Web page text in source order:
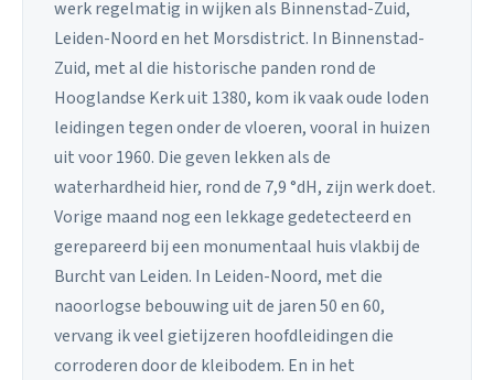
werk regelmatig in wijken als Binnenstad-Zuid,
Leiden-Noord en het Morsdistrict. In Binnenstad-
Zuid, met al die historische panden rond de
Hooglandse Kerk uit 1380, kom ik vaak oude loden
leidingen tegen onder de vloeren, vooral in huizen
uit voor 1960. Die geven lekken als de
waterhardheid hier, rond de 7,9 °dH, zijn werk doet.
Vorige maand nog een lekkage gedetecteerd en
gerepareerd bij een monumentaal huis vlakbij de
Burcht van Leiden. In Leiden-Noord, met die
naoorlogse bebouwing uit de jaren 50 en 60,
vervang ik veel gietijzeren hoofdleidingen die
corroderen door de kleibodem. En in het